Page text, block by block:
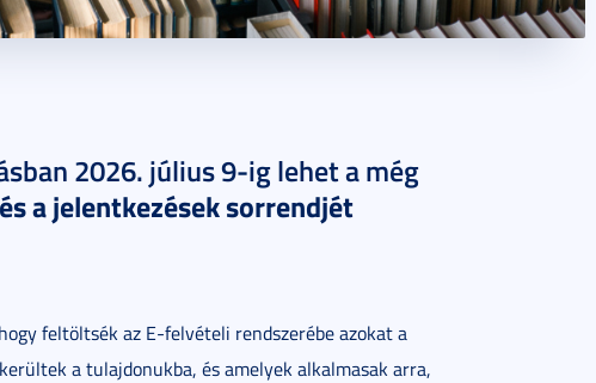
2026. július 9-ig lehet a még
a jelentkezések sorrendjét
feltöltsék az E-felvételi rendszerébe azokat a
a tulajdonukba, és amelyek alkalmasak arra,